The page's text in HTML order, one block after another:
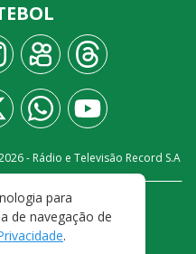
- Rádio e Televisão Record S.A
PRIVACIDADE
DE USO
para
de navegação de
.